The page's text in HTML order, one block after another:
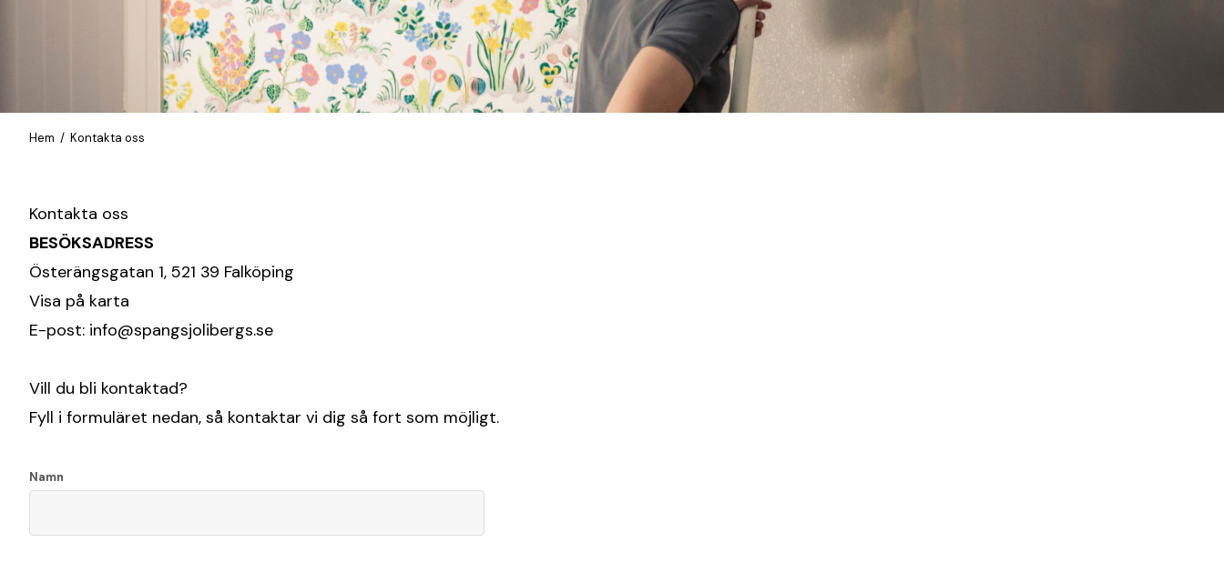
Hem / Kontakta oss
Kontakta oss
BESÖKSADRESS
Österängsgatan 1, 521 39 Falköping
Visa på karta
E-post: info@spangsjolibergs.se
Vill du bli kontaktad?
Fyll i formuläret nedan, så kontaktar vi dig så fort som möjligt.
Namn